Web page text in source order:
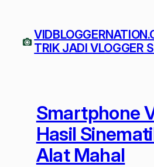
konten
TRIK JADI VLOGGER
Smartphone
Hasil
Alat Mahal